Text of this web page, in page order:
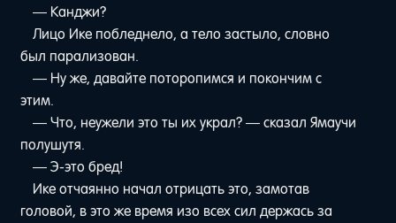
— Канджи?
Лицо Ике побледнело, а тело застыло, словно
был парализован.
— Ну же, давайте поторопимся и покончим с
этим.
— Что, неужели это ты их украл? — сказал Ямаучи
полушутя.
— Э-это бред!
Ике отчаянно начал отрицать это, замотав
головой, в это же время изо всех сил держась за